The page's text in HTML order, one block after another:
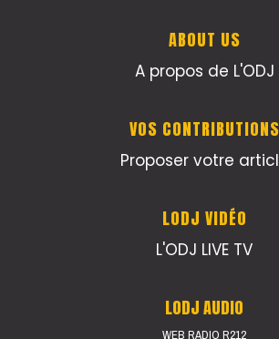
ABOUT US
A propos de L'ODJ
VOS CONTRIBUTIONS
Proposer votre
LODJ VIDÉO
L'ODJ LIVE TV
LODJ AUDIO
WEB RADIO R212